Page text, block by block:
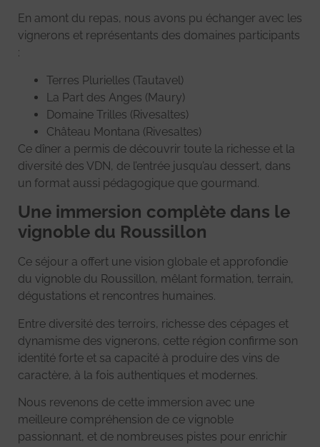
En amont du repas, nous avons pu échanger avec les
vignerons et représentants des domaines participants
:
Terres Plurielles (Tautavel)
La Part des Anges (Maury)
Domaine Trilles (Rivesaltes)
Château Montana (Rivesaltes)
Ce dîner a permis de découvrir toute la richesse et la
diversité des VDN, de l’entrée jusqu’au dessert, dans
un format aussi pédagogique que gourmand.
Une immersion complète dans le
vignoble du Roussillon
Ce séjour a offert une vision globale et approfondie
du vignoble du Roussillon, mêlant formation, terrain,
dégustations et rencontres humaines.
Entre diversité des terroirs, richesse des cépages et
dynamisme des vignerons, cette région confirme son
identité forte et sa capacité à produire des vins de
caractère, à la fois authentiques et modernes.
Nous revenons de cette immersion avec une
meilleure compréhension de ce vignoble
passionnant, et de nombreuses pistes pour enrichir